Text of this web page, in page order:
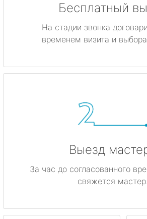
Бесплатный
На стадии звонка
временем визита и
Выезд
За час до согласованного
свяжется мастер.